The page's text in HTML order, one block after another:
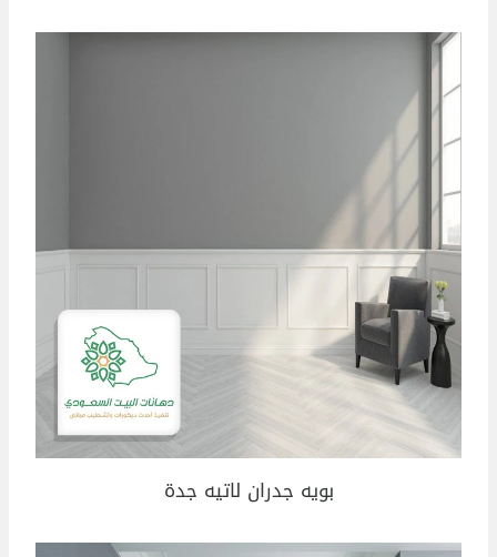
بويه جدران لاتيه جدة